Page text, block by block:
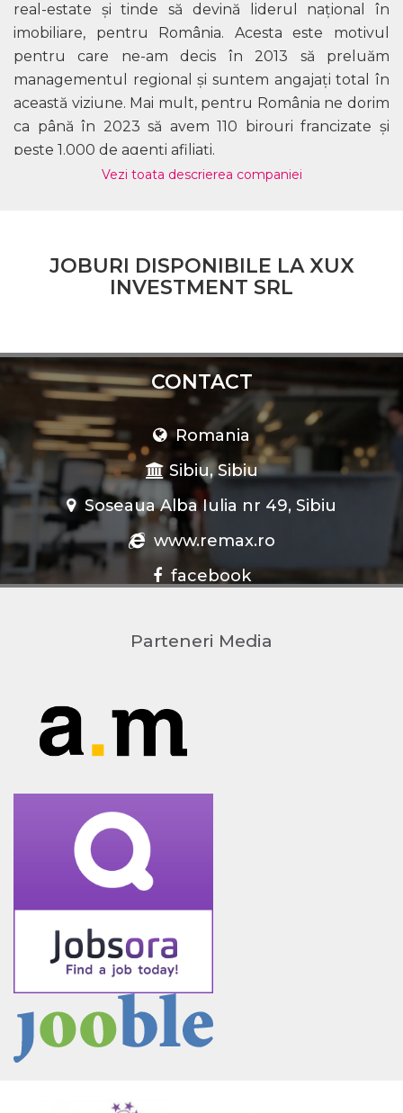
real-estate şi tinde să devină liderul naţional în
imobiliare, pentru România. Acesta este motivul
pentru care ne-am decis în 2013 să preluăm
managementul regional şi suntem angajaţi total în
această viziune. Mai mult, pentru România ne dorim
ca până în 2023 să avem 110 birouri francizate şi
peste 1.000 de agenţi afiliaţi.
RE/MAX România a luat naştere în 2006. Odată cu
funcţionează cu succes în cele peste 100 de ţări în
care sunt afiliaţi peste 100.000 de agenţi.
Vezi toata descrierea companiei
JOBURI DISPONIBILE LA XUX
INVESTMENT SRL
CONTACT
Romania
Sibiu, Sibiu
Soseaua Alba Iulia nr 49, Sibiu
www.remax.ro
facebook
Parteneri Media